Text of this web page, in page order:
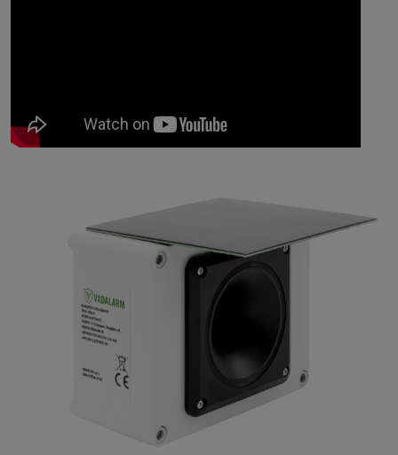
Kiegészítők
viszonteladó!